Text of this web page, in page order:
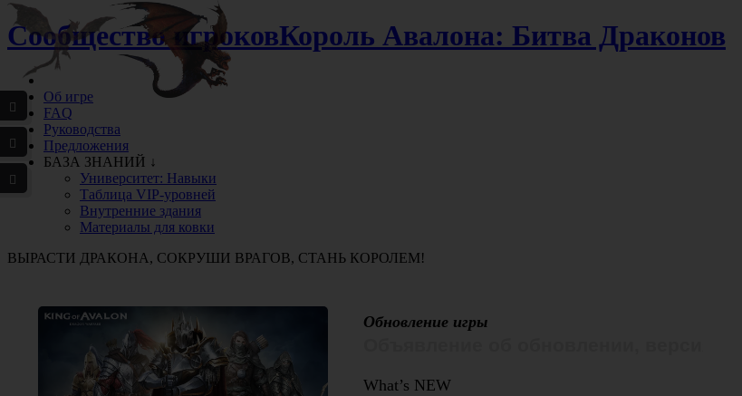
Сообщество игроковКороль Авалона: Битва Драконов
Об игре
FAQ
Руководства
Предложения
БАЗА ЗНАНИЙ ↓
Университет: Навыки
Таблица VIP-уровней
Внутренние здания
Материалы для ковки
ВЫРАСТИ ДРАКОНА, СОКРУШИ ВРАГОВ, СТАНЬ КОРОЛЕМ!
Обновление игры
What’s NEW